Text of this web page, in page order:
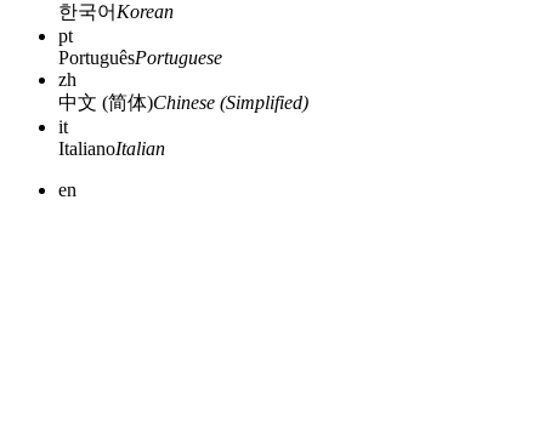
한국어 Korean
pt
PortuguêsPortuguese
zh
中文 (简体)Chinese (Simplified)
it
ItalianoItalian
en